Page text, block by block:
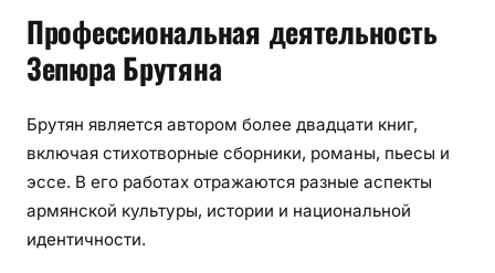
Профессиональная деятельность
Зепюра Брутяна
Брутян является автором более двадцати книг,
включая стихотворные сборники, романы, пьесы и
эссе. В его работах отражаются разные аспекты
армянской культуры, истории и национальной
идентичности.